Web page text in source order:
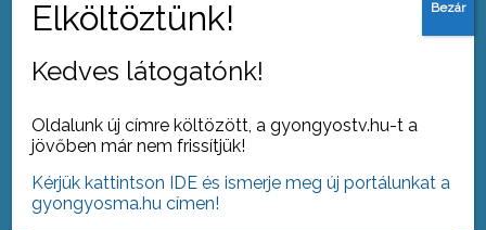
Kedves látogatónk!
Oldalunk új címre költözött, a gyongyostv.hu-t a
jövőben már nem frissítjük!
Kérjük kattintson IDE és ismerje meg új portálunkat a
gyongyosma.hu címen!